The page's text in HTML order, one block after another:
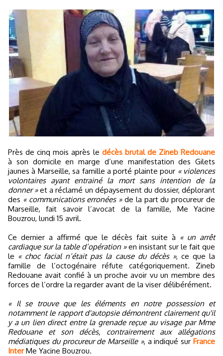
Près de cinq mois après le décès brutal de Zineb Redouane
à son domicile en marge d’une manifestation des Gilets
jaunes à Marseille, sa famille a porté plainte pour « violences
volontaires ayant entrainé la mort sans intention de la
donner »et a réclamé un dépaysement du dossier, déplorant
des « communications erronées »de la part du procureur de
Marseille, fait savoir l’avocat de la famille, Me Yacine
Bouzrou, lundi 15 avril.
Ce dernier a affirmé que le décès fait suite à « un arrêt
cardiaque sur la table d’opération »en insistant sur le fait que
le « choc facial n’était pas la cause du décès », ce que la
famille de l’octogénaire réfute catégoriquement. Zineb
Redouane avait confié à un proche avoir vu un membre des
forces de l’ordre la regarder avant de la viser délibérément.
« Il se trouve que les éléments en notre possession et
notamment le rapport d'autopsie démontrent clairement qu'il
y a un lien direct entre la grenade reçue au visage par Mme
Redouane et son décès, contrairement aux allégations
médiatiques du procureur de Marseille », a indiqué surFrance
InterMe Yacine Bouzrou.